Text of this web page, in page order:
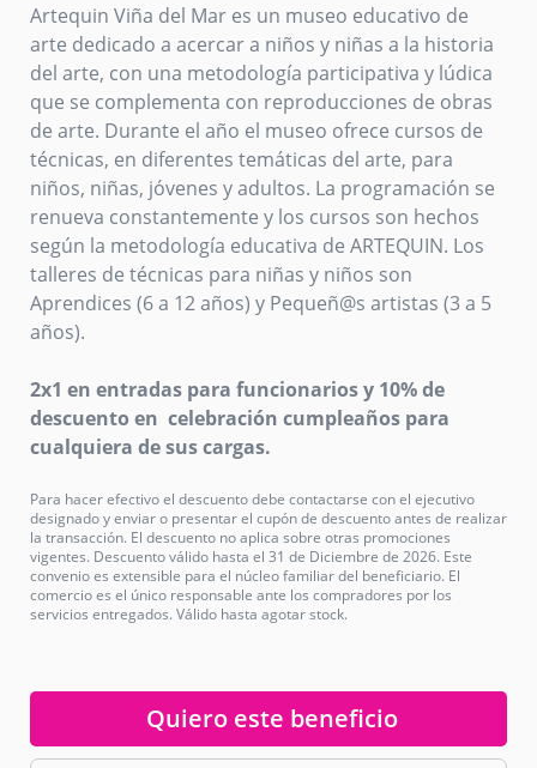
Artequin Viña del Mar es un museo educativo de
arte dedicado a acercar a niños y niñas a la historia
del arte, con una metodología participativa y lúdica
que se complementa con reproducciones de obras
de arte. Durante el año el museo ofrece cursos de
técnicas, en diferentes temáticas del arte, para
niños, niñas, jóvenes y adultos. La programación se
renueva constantemente y los cursos son hechos
según la metodología educativa de ARTEQUIN. Los
talleres de técnicas para niñas y niños son
Aprendices (6 a 12 años) y Pequeñ@s artistas (3 a 5
años).
2x1 en entradas para funcionarios y 10% de
descuento en celebración cumpleaños para
cualquiera de sus cargas.
Para hacer efectivo el descuento debe contactarse con el ejecutivo
designado y enviar o presentar el cupón de descuento antes de realizar
la transacción. El descuento no aplica sobre otras promociones
vigentes. Descuento válido hasta el 31 de Diciembre de 2026. Este
convenio es extensible para el núcleo familiar del beneficiario. El
comercio es el único responsable ante los compradores por los
servicios entregados. Válido hasta agotar stock.
Quiero este beneficio